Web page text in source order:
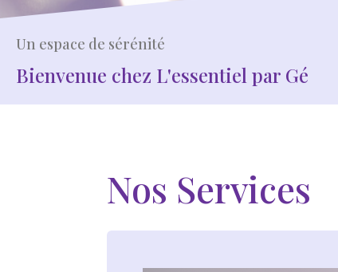
Un espace de sérénité
Bienvenue chez L'essentiel par Gé
Nos Services